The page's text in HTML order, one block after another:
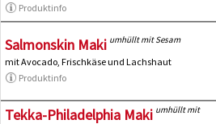
Produktinfo
Salmonskin Maki umhüllt mit Sesam
mit Avocado, Frischkäse und Lachshaut
Produktinfo
Tekka-Philadelphia Maki umhüllt mit